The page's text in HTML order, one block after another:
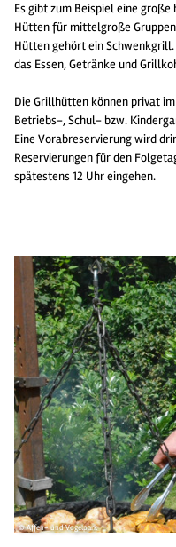
Es gibt zum Beispiel eine
Hütten für mittelgroße
Hütten gehört ein
das Essen, Getränke und
Die Grillhütten können privat
Betriebs-, Schul- bzw.
Eine Vorabreservierung wird
Reservierungen für den
spätestens 12 Uhr eingehen.
© Affen- und Vogelpark